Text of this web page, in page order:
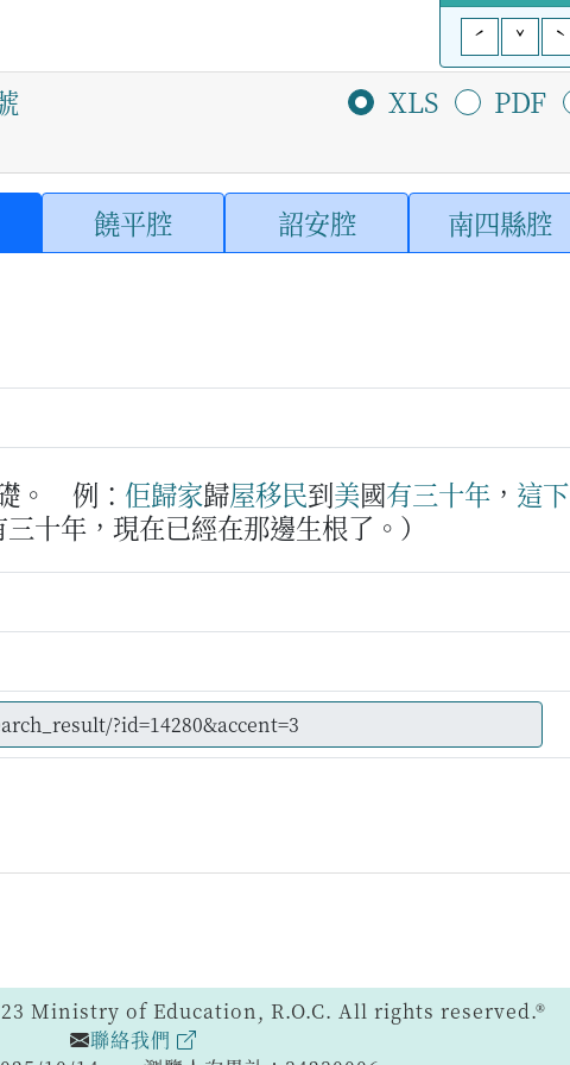
ˊ
ˇ ˋ
XLS PDF
饒平腔 詔安腔 南四縣腔
。 例： 佢歸家歸屋移民到美國有三十年 ， 這下
十年，現在已經在那邊生根了。）
Ministry of Education, R.O.C. All rights reserved.®
聯絡我們